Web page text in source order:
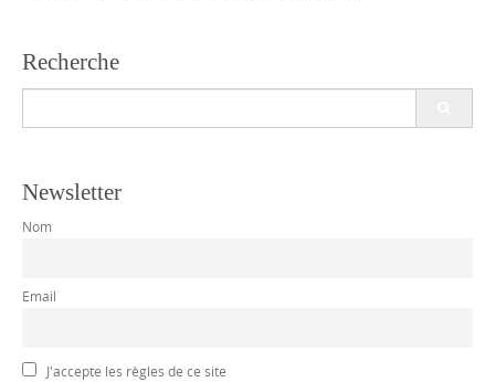
Recherche
Newsletter
Nom
Email
J'accepte les règles de ce site